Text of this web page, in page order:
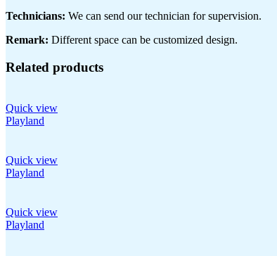
Technicians: We can send our technician for supervision.
Remark: Different space can be customized design.
Related products
Quick view
Playland
Quick view
Playland
Quick view
Playland